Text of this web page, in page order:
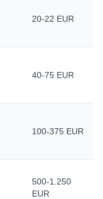
20-22 EUR
40-75 EUR
100-375 EUR
500-1.250
EUR